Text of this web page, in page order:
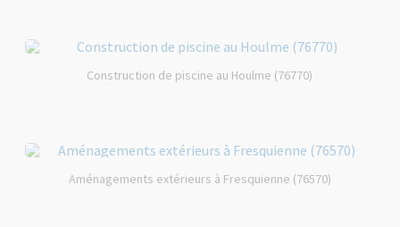
Construction de piscine au Houlme (76770)
Aménagements extérieurs à Fresquienne (76570)